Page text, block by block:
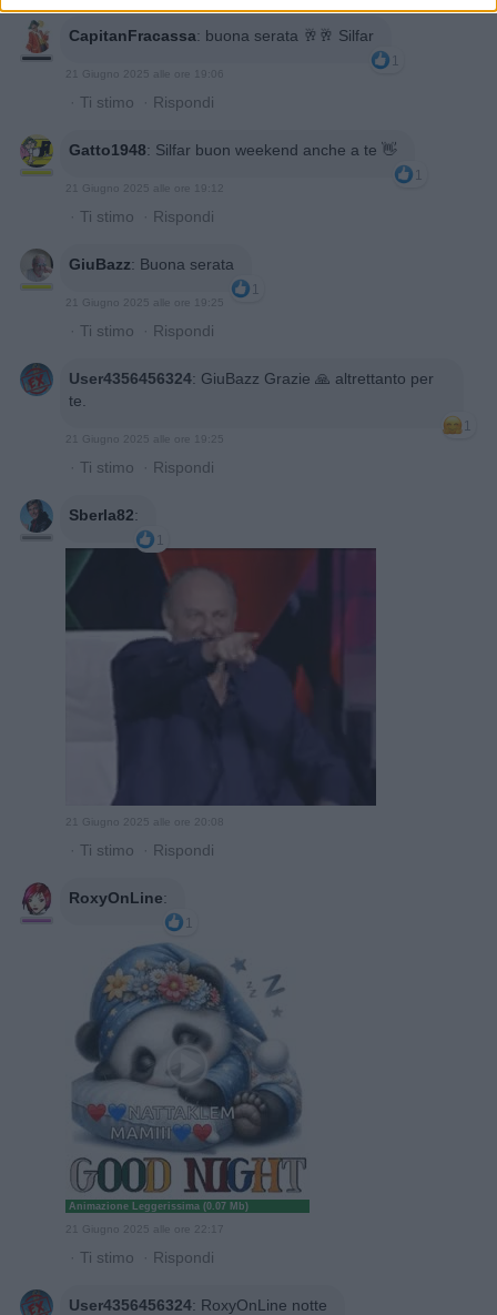
CapitanFracassa: buona serata 🥂🥂 Silfar
1
21 Giugno 2025 alle ore 19:06
· Ti stimo · Rispondi
Gatto1948: Silfar buon weekend anche a te 👋
1
21 Giugno 2025 alle ore 19:12
· Ti stimo · Rispondi
GiuBazz: Buona serata
1
21 Giugno 2025 alle ore 19:25
· Ti stimo · Rispondi
User4356456324: GiuBazz Grazie 🙏 altrettanto per
te.
1
21 Giugno 2025 alle ore 19:25
· Ti stimo · Rispondi
Sberla82:
1
21 Giugno 2025 alle ore 20:08
· Ti stimo · Rispondi
RoxyOnLine:
1
Animazione Leggerissima (0.07 Mb)
21 Giugno 2025 alle ore 22:17
· Ti stimo · Rispondi
User4356456324: RoxyOnLine notte